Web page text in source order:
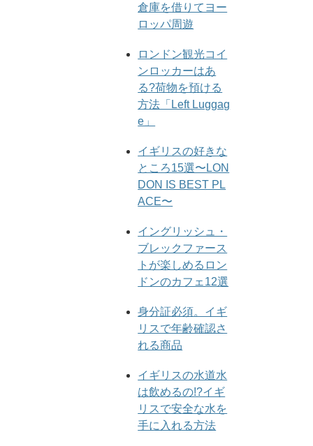
倉庫を借りてヨー
ロッパ周遊
ロンドン観光コイ
ンロッカーはあ
る?荷物を預ける
方法「Left Luggag
e」
イギリスの好きな
ところ15選〜LON
DON IS BEST PL
ACE〜
イングリッシュ・
ブレックファース
トが楽しめるロン
ドンのカフェ12選
身分証必須。イギ
リスで年齢確認さ
れる商品
イギリスの水道水
は飲めるの!?イギ
リスで安全な水を
手に入れる方法